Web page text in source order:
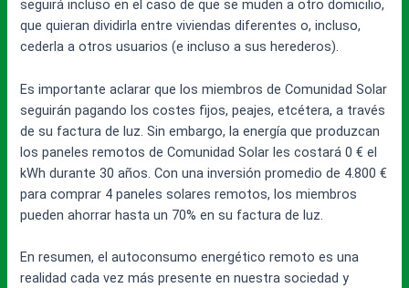
seguirá incluso en el caso de que se muden a otro domicilio,
que quieran dividirla entre viviendas diferentes o, incluso,
cederla a otros usuarios (e incluso a sus herederos).
Es importante aclarar que los miembros de Comunidad Solar
seguirán pagando los costes fijos, peajes, etcétera, a través
de su factura de luz. Sin embargo, la energía que produzcan
los paneles remotos de Comunidad Solar les costará 0 € el
kWh durante 30 años. Con una inversión promedio de 4.800 €
para comprar 4 paneles solares remotos, los miembros
pueden ahorrar hasta un 70% en su factura de luz.
En resumen, el autoconsumo energético remoto es una
realidad cada vez más presente en nuestra sociedad y